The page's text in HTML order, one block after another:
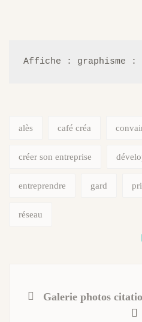
Affiche : graphisme :
alès café créa
créer son entreprise
entreprendre gard
réseau
Galerie photos